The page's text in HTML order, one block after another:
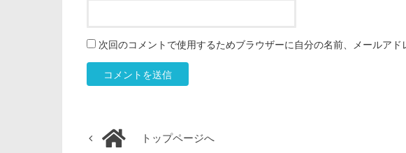
次回のコメントで使用するためブラウザーに自分の名前、メールアド
トップページへ